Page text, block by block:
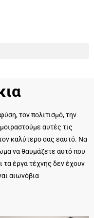
τον πολιτισμό, την
αυτές τις
καλύτερο σας εαυτό. Να
να θαυμάζετε αυτό που
τα έργα τέχνης δεν έχουν
αιωνόβια